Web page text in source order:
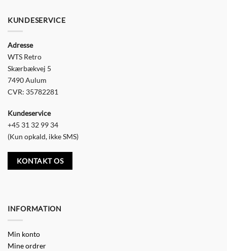
KUNDESERVICE
Adresse
WTS Retro
Skærbækvej 5
7490 Aulum
CVR: 35782281
Kundeservice
+45 31 32 99 34
(Kun opkald, ikke SMS)
KONTAKT OS
INFORMATION
Min konto
Mine ordrer